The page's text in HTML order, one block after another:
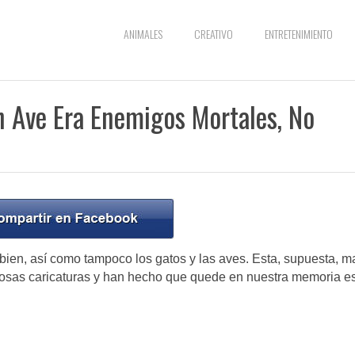
ANIMALES CREATIVO ENTRETENIMIENTO
Era Enemigos Mortales, No
así como tampoco los gatos y las aves. Esta, supuesta,
caricaturas y han hecho que quede en nuestra memoria